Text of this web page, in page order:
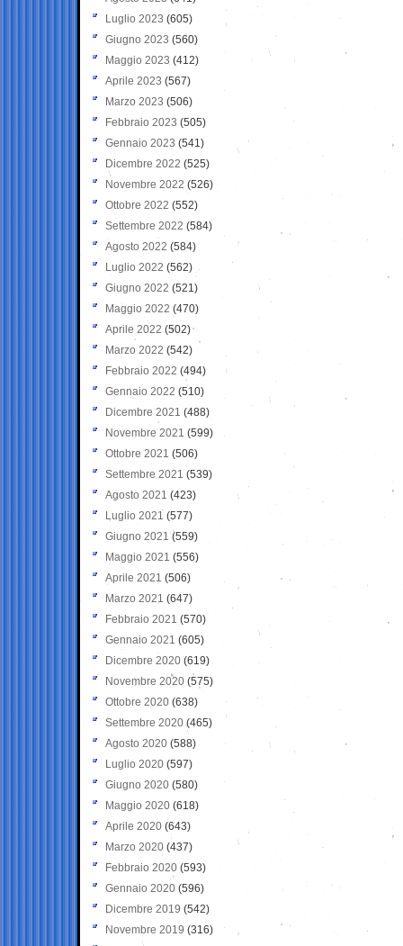
Luglio 2023 (605)
Giugno 2023 (560)
Maggio 2023 (412)
Aprile 2023 (567)
Marzo 2023 (506)
Febbraio 2023 (505)
Gennaio 2023 (541)
Dicembre 2022 (525)
Novembre 2022 (526)
Ottobre 2022 (552)
Settembre 2022 (584)
Agosto 2022 (584)
Luglio 2022 (562)
Giugno 2022 (521)
Maggio 2022 (470)
Aprile 2022 (502)
Marzo 2022 (542)
Febbraio 2022 (494)
Gennaio 2022 (510)
Dicembre 2021 (488)
Novembre 2021 (599)
Ottobre 2021 (506)
Settembre 2021 (539)
Agosto 2021 (423)
Luglio 2021 (577)
Giugno 2021(559)
Maggio 2021 (556)
Aprile 2021 (506)
Marzo 2021 (647)
Febbraio 2021 (570)
Gennaio 2021 (605)
Dicembre 2020 (619)
Novembre 2020 (575)
Ottobre 2020 (638)
Settembre 2020(465)
Agosto 2020 (588)
Luglio 2020 (597)
Giugno 2020 (580)
Maggio 2020 (618)
Aprile 2020 (643)
Marzo 2020 (437)
Febbraio 2020 (593)
Gennaio 2020 (596)
Dicembre 2019 (542)
Novembre 2019 (316)